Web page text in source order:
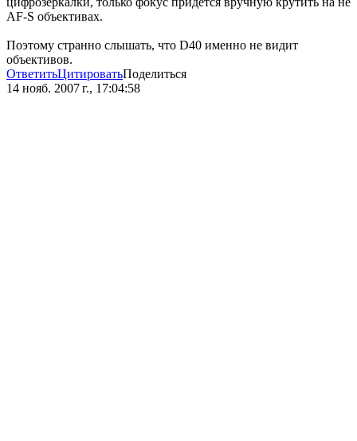
AF-S объективах.
Поэтому странно слышать, что D40 именно не видит
объективов.
ОтветитьЦитироватьПоделиться
14 нояб. 2007 г., 17:04:58